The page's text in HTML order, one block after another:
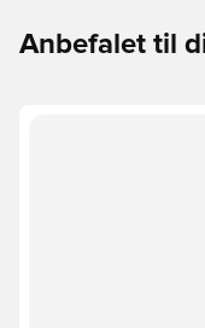
Anbefalet til